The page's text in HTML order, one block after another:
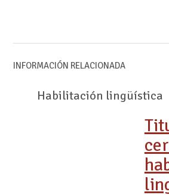
INFORMACIÓN RELACIONADA
Habilitación lingüística